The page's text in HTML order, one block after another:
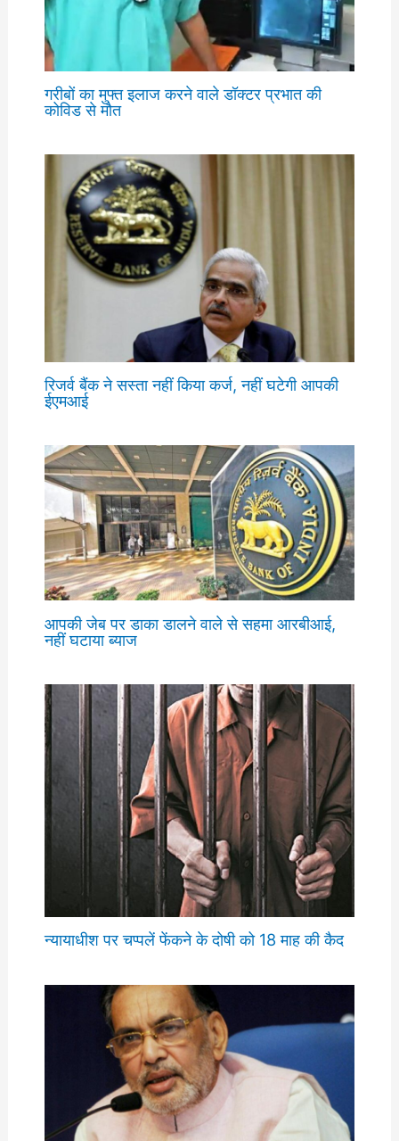
गरीबों का मुफ्त इलाज करने वाले डॉक्टर प्रभात की
कोविड से मौत
रिजर्व बैंक ने सस्ता नहीं किया कर्ज, नहीं घटेगी आपकी
ईएमआई
आपकी जेब पर डाका डालने वाले से सहमा आरबीआई,
नहीं घटाया ब्याज
न्यायाधीश पर चप्पलें फेंकने के दोषी को 18 माह की कैद